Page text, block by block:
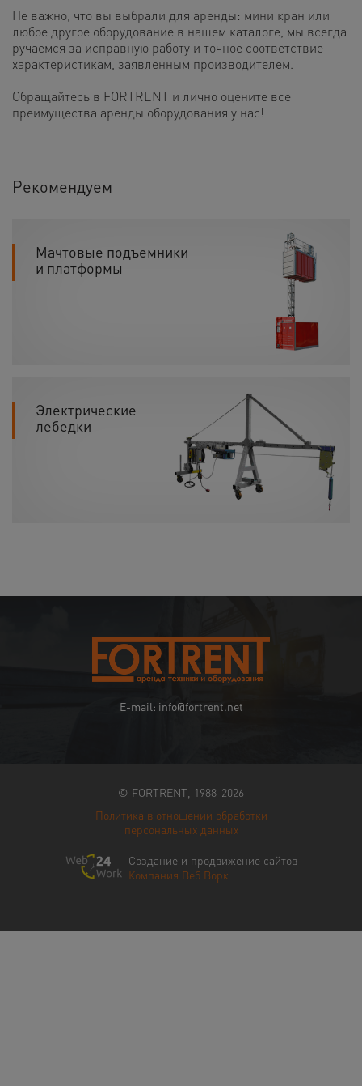
Не важно, что вы выбрали для аренды: мини кран или
любое другое оборудование в нашем каталоге, мы всегда
ручаемся за исправную работу и точное соответствие
характеристикам, заявленным производителем.
Обращайтесь в FORTRENT и лично оцените все
преимущества аренды оборудования у нас!
Рекомендуем
Мачтовые подъемники
и платформы
Электрические
лебедки
E-mail: info@fortrent.net
© FORTRENT, 1988-2026
Политика в отношении обработки
персональных данных
Создание и продвижение сайтов
Компания Веб Ворк